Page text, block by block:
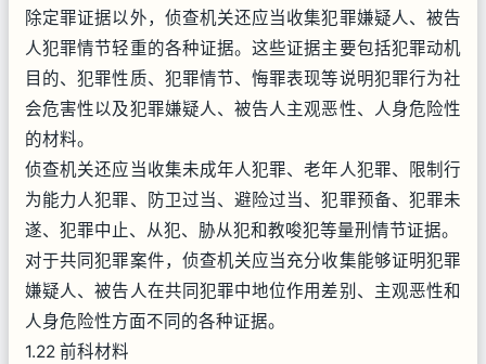
除定罪证据以外，侦查机关还应当收集犯罪嫌疑人、被告
人犯罪情节轻重的各种证据。这些证据主要包括犯罪动机
目的、犯罪性质、犯罪情节、悔罪表现等说明犯罪行为社
会危害性以及犯罪嫌疑人、被告人主观恶性、人身危险性
的材料。
侦查机关还应当收集未成年人犯罪、老年人犯罪、限制行
为能力人犯罪、防卫过当、避险过当、犯罪预备、犯罪未
遂、犯罪中止、从犯、胁从犯和教唆犯等量刑情节证据。
对于共同犯罪案件，侦查机关应当充分收集能够证明犯罪
嫌疑人、被告人在共同犯罪中地位作用差别、主观恶性和
人身危险性方面不同的各种证据。
1.22 前科材料